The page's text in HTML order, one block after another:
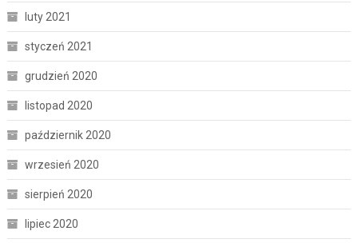
luty 2021
styczeń 2021
grudzień 2020
listopad 2020
październik 2020
wrzesień 2020
sierpień 2020
lipiec 2020